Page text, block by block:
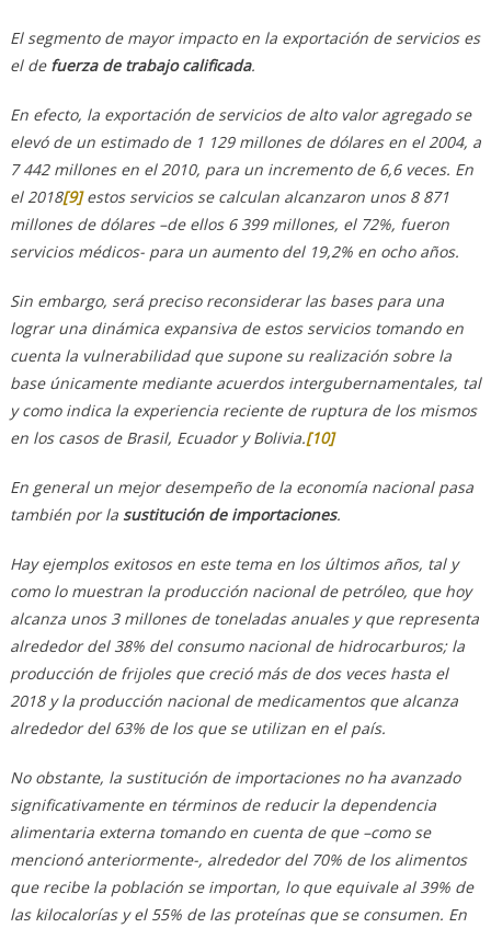
El segmento de mayor impacto en la exportación de servicios es
el de fuerza de trabajo calificada.
En efecto, la exportación de servicios de alto valor agregado se
elevó de un estimado de 1 129 millones de dólares en el 2004, a
7 442 millones en el 2010, para un incremento de 6,6 veces. En
el 2018[9]estos servicios se calculan alcanzaron unos 8 871
millones de dólares –de ellos 6 399 millones, el 72%, fueron
servicios médicos- para un aumento del 19,2% en ocho años.
Sin embargo, será preciso reconsiderar las bases para una
lograr una dinámica expansiva de estos servicios tomando en
cuenta la vulnerabilidad que supone su realización sobre la
base únicamente mediante acuerdos intergubernamentales, tal
y como indica la experiencia reciente de ruptura de los mismos
en los casos de Brasil, Ecuador y Bolivia.[10]
En general un mejor desempeño de la economía nacional pasa
también por la sustitución de importaciones.
Hay ejemplos exitosos en este tema en los últimos años, tal y
como lo muestran la producción nacional de petróleo, que hoy
alcanza unos 3 millones de toneladas anuales y que representa
alrededor del 38% del consumo nacional de hidrocarburos; la
producción de frijoles que creció más de dos veces hasta el
2018 y la producción nacional de medicamentos que alcanza
alrededor del 63% de los que se utilizan en el país.
No obstante, la sustitución de importaciones no ha avanzado
significativamente en términos de reducir la dependencia
alimentaria externa tomando en cuenta de que –como se
mencionó anteriormente-, alrededor del 70% de los alimentos
que recibe la población se importan, lo que equivale al 39% de
las kilocalorías y el 55% de las proteínas que se consumen. En